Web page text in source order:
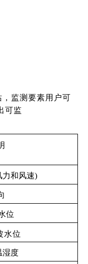
监测要素用户可
可监
力和风速)
位
水位
湿度